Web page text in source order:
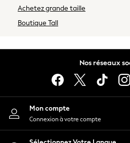
Joules
Hair Accessories
T-shirts & Vests
Polos Shirts
Achetez grande taille
Boutique Tall
Nos réseaux
Mon compte
Connexion à votre compte